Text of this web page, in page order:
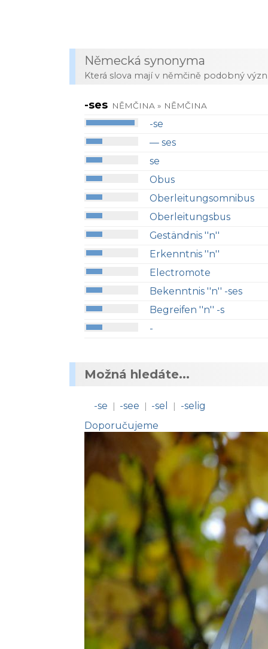
Německá synonyma
Která slova mají v němčině podobný
-ses NĚMČINA » NĚMČINA
-se
— ses
se
Obus
Oberleitungsomnibus
Oberleitungsbus
Geständnis ''n''
Erkenntnis ''n''
Electromote
Bekenntnis ''n'' -ses
Begreifen ''n'' -s
-
Možná hledáte...
-se | -see | -sel |
-selig
Doporučujeme